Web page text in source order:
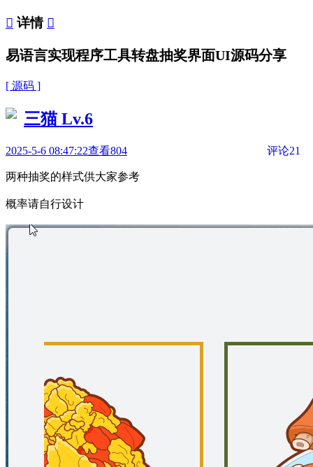
 详情 
易语言实现程序工具转盘抽奖界面UI源码分享
[ 源码 ]
三猫Lv.6
2025-5-6 08:47:22查看804 评论21
两种抽奖的样式供大家参考
概率请自行设计